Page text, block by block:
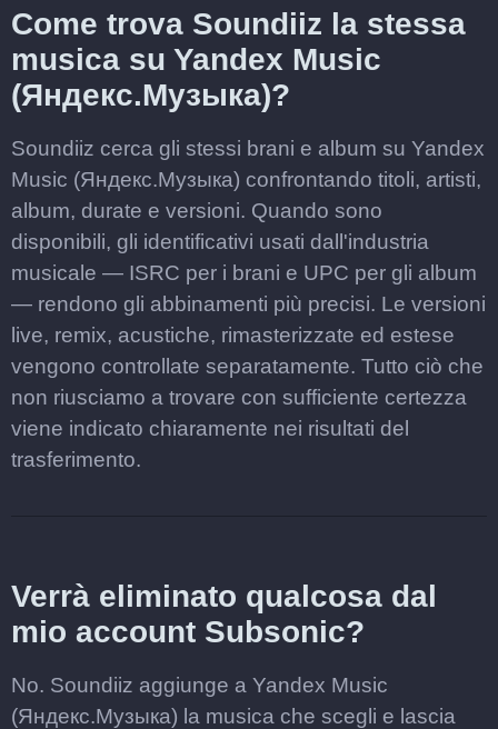
Come trova Soundiiz la stessa
musica su Yandex Music
(Яндекс.Музыка)?
Soundiiz cerca gli stessi brani e album su Yandex
Music (Яндекс.Музыка) confrontando titoli, artisti,
album, durate e versioni. Quando sono
disponibili, gli identificativi usati dall'industria
musicale — ISRC per i brani e UPC per gli album
— rendono gli abbinamenti più precisi. Le versioni
live, remix, acustiche, rimasterizzate ed estese
vengono controllate separatamente. Tutto ciò che
non riusciamo a trovare con sufficiente certezza
viene indicato chiaramente nei risultati del
trasferimento.
Verrà eliminato qualcosa dal
mio account Subsonic?
No. Soundiiz aggiunge a Yandex Music
(Яндекс.Музыка) la musica che scegli e lascia